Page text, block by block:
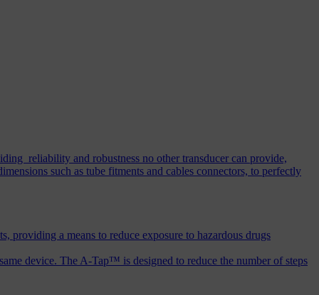
reliability and robustness no other transducer can provide,
such as tube fitments and cables connectors, to perfectly
providing a means to reduce exposure to hazardous drugs
device. The A-Tap™ is designed to reduce the number of steps